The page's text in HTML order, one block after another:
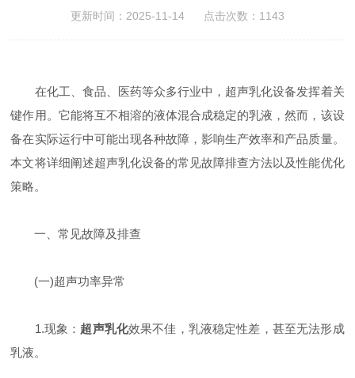
更新时间：2025-11-14 点击次数：1143
在化工、食品、医药等众多行业中，超声乳化设备发挥着关
键作用。它能将互不相溶的液体混合成稳定的乳液，然而，该设
备在实际运行中可能出现各种故障，影响生产效率和产品质量。
本文将详细阐述超声乳化设备的常见故障排查方法以及性能优化
策略。
一、常见故障及排查
(一)超声功率异常
1.现象： 超声乳化效果不佳，乳液稳定性差，甚至无法形成
乳液。